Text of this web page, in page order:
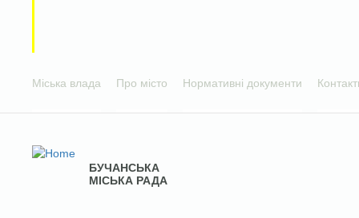
Міська влада Про місто Нормативні документи
БУЧАНСЬКА
МІСЬКА РАДА